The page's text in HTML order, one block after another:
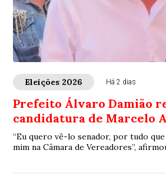
Eleições 2026 Há 2 dias
Prefeito Álvaro Damião
candidatura de Marcelo
“Eu quero vê-lo senador, por tudo
mim na Câmara de Vereadores”,